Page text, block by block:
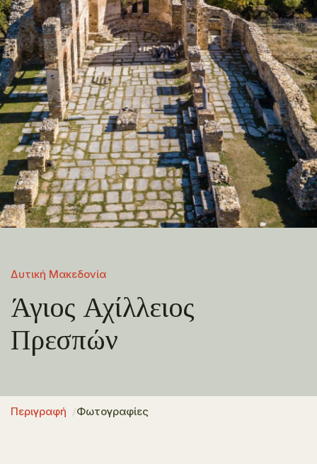
Δυτική Μακεδονία
Άγιος Αχίλλειος
Πρεσπών
Περιγραφή Φωτογραφίες